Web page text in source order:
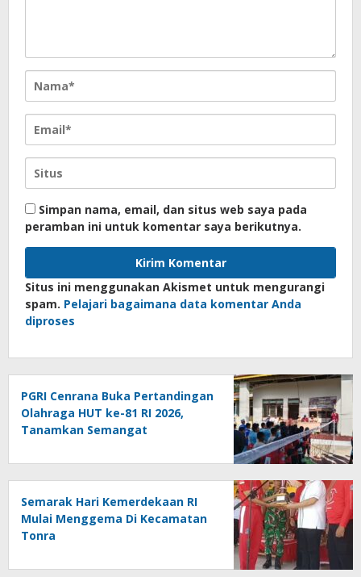
Simpan nama, email, dan situs web saya pada
peramban ini untuk komentar saya berikutnya.
Situs ini menggunakan Akismet untuk mengurangi
spam. Pelajari bagaimana data komentar Anda
diproses
PGRI Cenrana Buka Pertandingan
Olahraga HUT ke-81 RI 2026,
Tanamkan Semangat
Semarak Hari Kemerdekaan RI
Mulai Menggema Di Kecamatan
Tonra